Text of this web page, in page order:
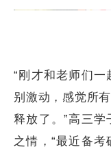
“刚才和老师们
别激动，感觉所
释放了。”高三
之情，“最近备